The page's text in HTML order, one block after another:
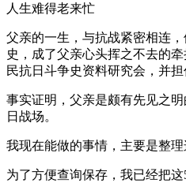
人生难得老来忙
父亲的一生，与抗战紧密相连
史，成了父亲心头挥之不去的
民抗日斗争史资料研究会，并
事实证明，父亲是颇有先见之
日战场。
我现在能做的事情，主要是整
为了方便查询保存，我已经把